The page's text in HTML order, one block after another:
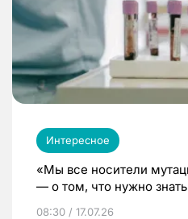
Интересное
«Мы все носители
— о том, что нужно
08:30 / 17.07.26